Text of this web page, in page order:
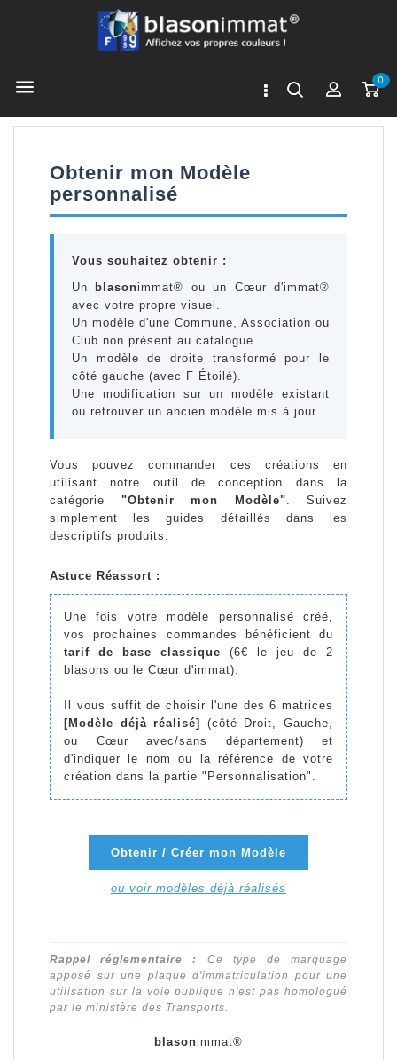
 0
Obtenir mon Modèle
personnalisé
Vous souhaitez obtenir :
Un
blasonimmat® ou un Cœur d'immat®
avec votre propre visuel.
Un modèle d'une Commune, Association ou
Club non présent au catalogue.
Un modèle de droite transformé pour le
côté gauche (avec F Étoilé).
Une modification sur un modèle existant
ou retrouver un ancien modèle mis à jour.
Vous pouvez commander ces créations en
utilisant notre outil de conception dans la
catégorie "Obtenir mon Modèle". Suivez
simplement les guides détaillés dans les
descriptifs produits.
Astuce Réassort :
Une fois votre modèle personnalisé créé,
vos prochaines commandes bénéficient du
tarif de base classique (6€ le jeu de 2
blasons ou le Cœur d'immat).
Il vous suffit de choisir l'une des 6 matrices
[Modèle déjà réalisé]
(côté Droit, Gauche,
ou Cœur avec/sans département) et
d'indiquer le nom ou la référence de votre
création dans la partie "Personnalisation".
Obtenir / Créer mon Modèle
ou voir modèles déjà réalisés
Rappel réglementaire :
Ce type de marquage
apposé sur une plaque d'immatriculation pour une
utilisation sur la voie publique n'est pas homologué
par le ministère des Transports.
blasonimmat®